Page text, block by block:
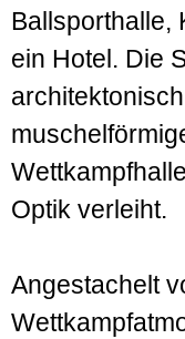
Ballsporthalle,
ein Hotel. Die
Optik verleiht.
Angestachelt